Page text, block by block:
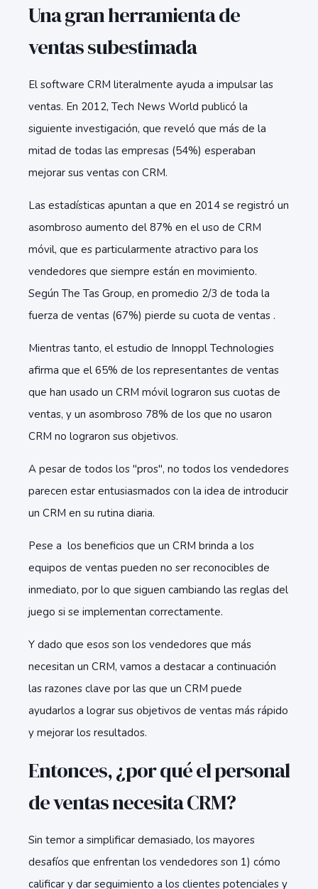
Una gran herramienta de
ventas subestimada
El software CRM literalmente ayuda a impulsar las
ventas. En 2012, Tech News World publicó la
siguiente investigación, que reveló que más de la
mitad de todas las empresas (54%) esperaban
mejorar sus ventas con CRM.
Las estadísticas apuntan a que en 2014 se registró un
asombroso aumento del 87% en el uso de CRM
móvil, que es particularmente atractivo para los
vendedores que siempre están en movimiento.
Según The Tas Group, en promedio 2/3 de toda la
fuerza de ventas (67%) pierde su cuota de ventas .
Mientras tanto, el estudio de Innoppl Technologies
afirma que el 65% de los representantes de ventas
que han usado un CRM móvil lograron sus cuotas de
ventas, y un asombroso 78% de los que no usaron
CRM no lograron sus objetivos.
A pesar de todos los "pros", no todos los vendedores
parecen estar entusiasmados con la idea de introducir
un CRM en su rutina diaria.
Pese a los beneficios que un CRM brinda a los
equipos de ventas pueden no ser reconocibles de
inmediato, por lo que siguen cambiando las reglas del
juego si se implementan correctamente.
Y dado que esos son los vendedores que más
necesitan un CRM, vamos a destacar a continuación
las razones clave por las que un CRM puede
ayudarlos a lograr sus objetivos de ventas más rápido
y mejorar los resultados.
Entonces, ¿por qué el personal
de ventas necesita CRM?
Sin temor a simplificar demasiado, los mayores
desafíos que enfrentan los vendedores son 1) cómo
calificar y dar seguimiento a los clientes potenciales y